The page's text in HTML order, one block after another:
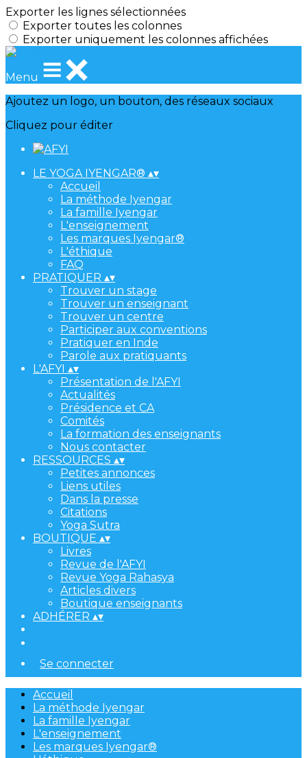
Exporter les lignes sélectionnées
Exporter toutes les colonnes
Exporter uniquement les colonnes affichées
Menu
Ajoutez un logo, un bouton, des réseaux sociaux
Cliquez pour éditer
LE YOGA IYENGAR® ▴▾
Accueil
La méthode Iyengar
La famille Iyengar
L'enseignement
Les marques Iyengar®
L'éthique
FAQ
PRATIQUER ▴▾
Trouver un stage
Trouver un enseignant
Trouver un centre
Participer aux conventions
Pratiquer en Inde
Parole aux pratiquants
L'AFYI ▴▾
Présentation de l'AFYI
Actualités
Présidence et CA
Comités
La formation des enseignants
Nous contacter
RESSOURCES ▴▾
Petites annonces
Liens utiles
Dans la presse
Citations
Yoga Sutra
BOUTIQUE ▴▾
Livres
Revue de l'AFYI
Revue Yoga Rahasya
Articles divers
Boutique enseignants
ADHÉRER ▴▾
Se connecter
Accueil
La méthode Iyengar
La famille Iyengar
L'enseignement
Les marques Iyengar®